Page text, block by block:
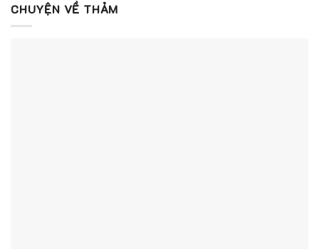
CHUYỆN VỀ THẢM